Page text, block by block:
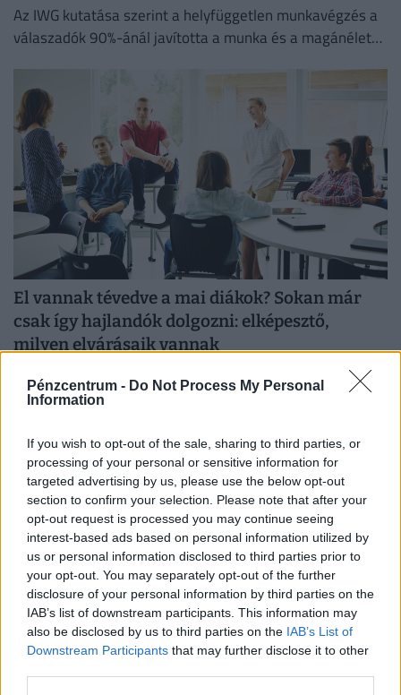
Pénzcentrum - Do Not Process My Personal
Information
If you wish to opt-out of the sale, sharing to third parties, or
processing of your personal or sensitive information for
targeted advertising by us, please use the below opt-out
section to confirm your selection. Please note that after your
opt-out request is processed you may continue seeing
interest-based ads based on personal information utilized by
us or personal information disclosed to third parties prior to
your opt-out. You may separately opt-out of the further
disclosure of your personal information by third parties on the
IAB’s list of downstream participants. This information may
also be disclosed by us to third parties on the IAB’s List of
Downstream Participants that may further disclose it to other
Az IWG kutatása szerint a helyfüggetlen munkavégzés a
válaszadók 90%-ánál javította a munka és a magánélet
El vannak tévedve a mai diákok? Sokan már
csak így hajlandók dolgozni: elképesztő,
milyen elvárásaik vannak
A diákok által legfontosabbnak tartott készségek között
továbbra is a kommunikáció, a problémamegoldás és a
Ér majd valamit a diploma, mire a felvételizők
elvégzik az egyetemet? Nem minden papírnak